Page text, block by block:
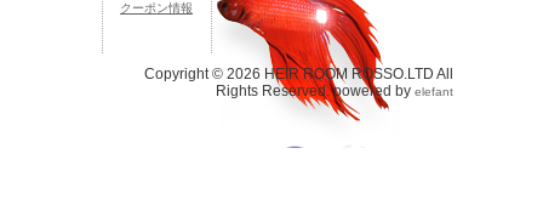
クーポン情報
Copyright © 2026 HEIR ROOM ROSSO.LTD All
Rights Reserved. powered by elefant